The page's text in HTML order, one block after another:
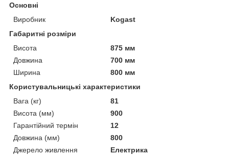
Основні
Виробник
Kogast
Габаритні розміри
Висота
875 мм
Довжина
700 мм
Ширина
800 мм
Користувальницькі характеристики
Вага (кг)
81
Висота (мм)
900
Гарантійний термін
12
Довжина (мм)
800
Джерело живлення
Електрика